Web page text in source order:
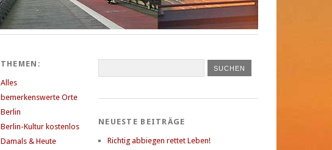
THEMEN:
Alles
bemerkenswerte Orte
Berlin
Berlin-Kultur kostenlos
Damals & Heute
NEUESTE BEITRÄGE
Richtig abbiegen rettet Leben!